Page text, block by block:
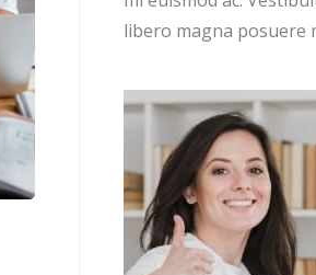
libero magna posuere